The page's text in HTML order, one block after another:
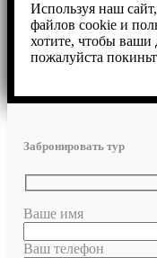
Используя наш
файлов cookie и
хотите, чтобы ваши
пожалуйста
Забронировать тур
Ваше имя
Ваш телефон